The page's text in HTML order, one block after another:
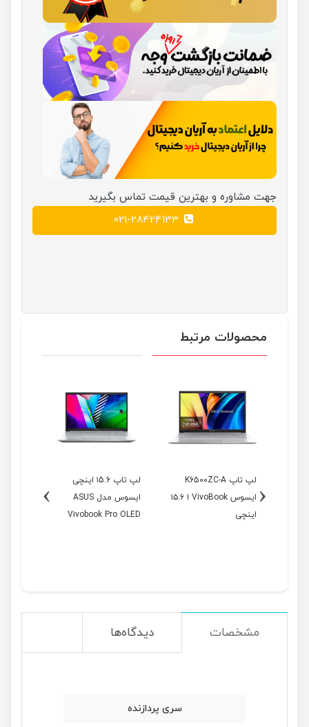
جهت مشاوره و بهترین قیمت تماس بگیرید
محصولات مرتبط
لپ تاپ K6500ZC-A
ایسوس VivoBook ا ۱۵.۶
اینچی
لپ تاپ ۱5.6 اینچی
ایسوس مدل ASUS
Vivobook Pro OLED
‹
›
مشخصات دیدگاه‌ها
سری پردازنده